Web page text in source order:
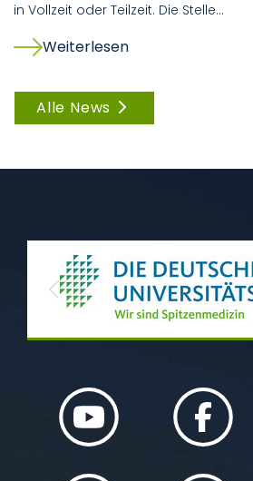
in Vollzeit oder Teilzeit. Die Stelle…
Weiterlesen
Alle News
Previous